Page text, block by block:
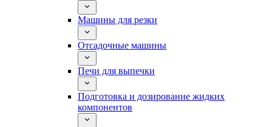
Машины для резки
Отсадочные машины
Печи для выпечки
Подготовка и дозирование жидких
компонентов